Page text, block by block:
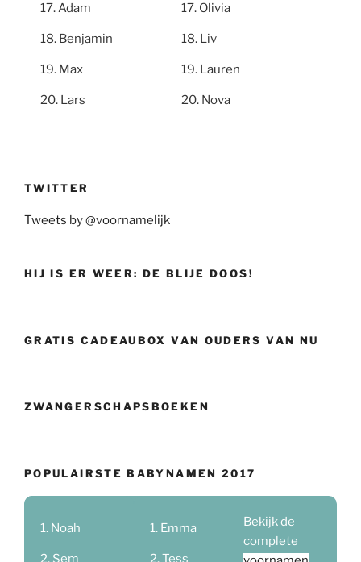
Adam
Benjamin
Max
Lars
Olivia
Liv
Lauren
Nova
TWITTER
Tweets by @voornamelijk
HIJ IS ER WEER: DE BLIJE DOOS!
GRATIS CADEAUBOX VAN OUDERS VAN NU
ZWANGERSCHAPSBOEKEN
POPULAIRSTE BABYNAMEN 2017
Noah
Sem
Emma
Tess
Bekijk de
complete